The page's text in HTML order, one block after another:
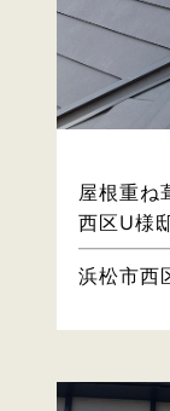
屋根重ね
西区U様
浜松市西